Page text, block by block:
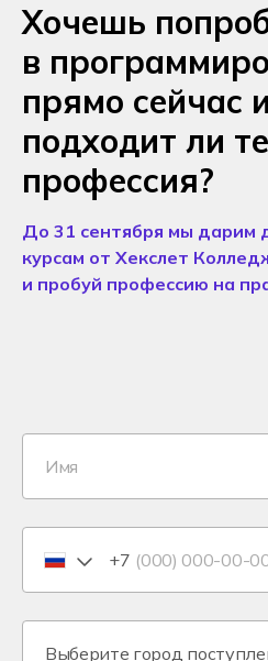
Хочешь
в
прямо сейчас
подходит ли
профессия?
До 31 сентября мы дарим
курсам от Хекслет
и пробуй профессию на
+7